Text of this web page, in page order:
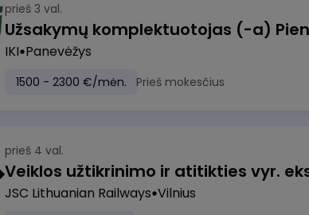
prieš 3 val.
IKI Panevėžys
1500 - 2300 €/mėn. Prieš mokesčius
prieš 4 val.
JSC Lithuanian Railways Vilnius